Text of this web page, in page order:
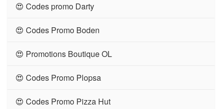
😍 Codes promo Darty
😍 Codes Promo Boden
😍 Promotions Boutique OL
😍 Codes Promo Plopsa
😍 Codes Promo Pizza Hut